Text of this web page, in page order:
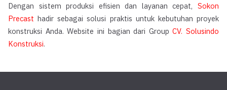
Dengan sistem produksi efisien dan layanan cepat, Sokon
Precast hadir sebagai solusi praktis untuk kebutuhan proyek
konstruksi Anda. Website ini bagian dari GroupCV. Solusindo
Konstruksi.